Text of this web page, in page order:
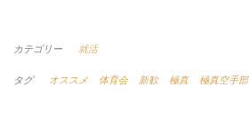
カテゴリー 就活
タグ オススメ 体育会 新歓 極真 極真空手部